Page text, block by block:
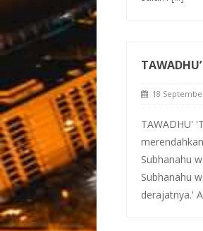
TAWADHU’
18
TAWADHU'
Subhanahu
Subhanahu
derajatnya.'